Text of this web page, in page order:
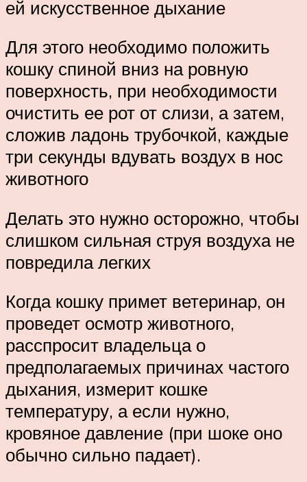
ей искусственное дыхание
Для этого необходимо положить
кошку спиной вниз на ровную
поверхность, при необходимости
очистить ее рот от слизи, а затем,
сложив ладонь трубочкой, каждые
три секунды вдувать воздух в нос
животного
Делать это нужно осторожно, чтобы
слишком сильная струя воздуха не
повредила легких
Когда кошку примет ветеринар, он
проведет осмотр животного,
расспросит владельца о
предполагаемых причинах частого
дыхания, измерит кошке
температуру, а если нужно,
кровяное давление (при шоке оно
обычно сильно падает).